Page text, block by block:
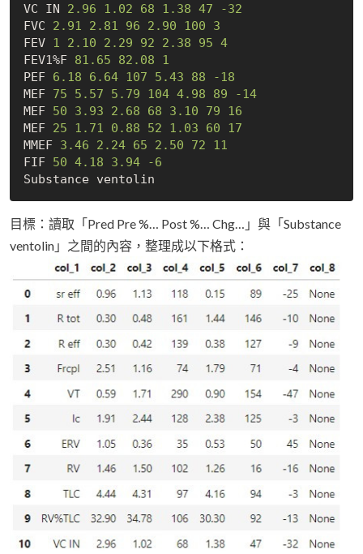
VC IN 2.96 1.02 68 1.38 47
-32
FVC 2.91 2.81 96 2.90 100
3
FEV 1 2.10 2.29 92 2.38 95 4
FEV1%F 81.65 82.08
1
PEF 6.18 6.64 107 5.43 88
-18
MEF 75 5.57 5.79 104 4.98 89
-14
MEF 50 3.93 2.68 68 3.10 79
16
MEF 25 1.71 0.88 52 1.03 60
17
MMEF 3.46 2.24 65 2.50 72
11
FIF 50 4.18 3.94
-6
目標：讀取「Pred Pre %… Post %… Chg…」與「Substance
ventolin」之間的內容，整理成以下格式：